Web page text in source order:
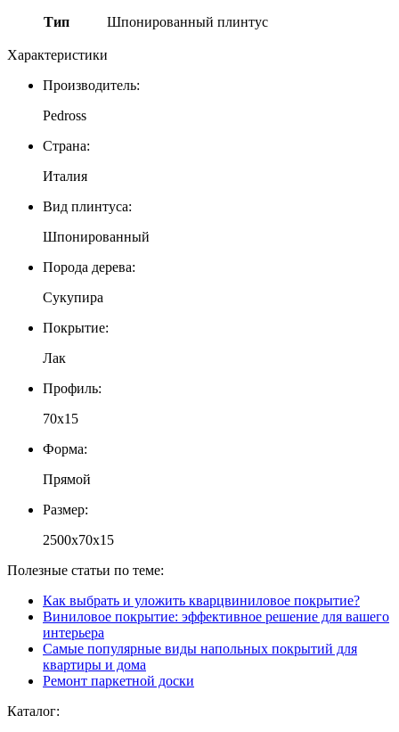
Тип Шпонированный плинтус
Характеристики
Производитель:
Pedross
Страна:
Италия
Вид плинтуса:
Шпонированный
Порода дерева:
Сукупира
Покрытие:
Лак
Профиль:
70x15
Форма:
Прямой
Размер:
2500x70x15
Полезные статьи по теме:
Как выбрать и уложить кварцвиниловое покрытие?
Виниловое покрытие: эффективное решение для вашего
интерьера
Самые популярные виды напольных покрытий для
квартиры и дома
Ремонт паркетной доски
Каталог: